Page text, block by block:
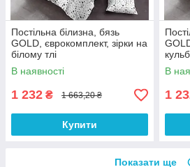
Постільна білизна, бязь
GOLD, єврокомплект, зірки на
білому тлі
В наявності
1 232 ₴ 1 663,20 ₴
Купити
В
1
Показати ще